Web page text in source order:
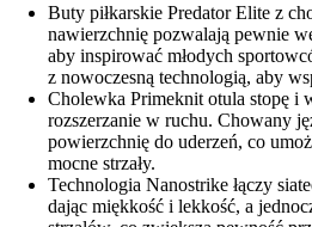
Buty piłkarskie Predator Elite z
nawierzchnię pozwalają pewnie
aby inspirować młodych
z nowoczesną technologią, aby
Cholewka Primeknit otula stopę i
rozszerzanie w ruchu. Chowany
powierzchnię do uderzeń, co
mocne strzały.
Technologia Nanostrike łączy
dając miękkość i lekkość, a